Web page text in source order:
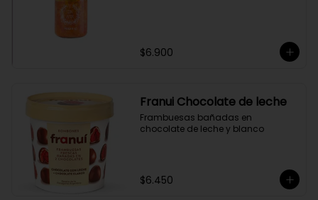
$6.900
Franui Chocolate de leche
Frambuesas bañadas en
chocolate de leche y blanco
$6.450